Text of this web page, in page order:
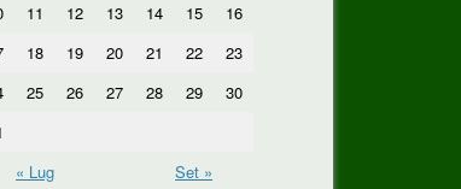
11 12 13 14 15
16
18 19 20 21 22
23
25 26 27 28 29
30
« Lug
Set »